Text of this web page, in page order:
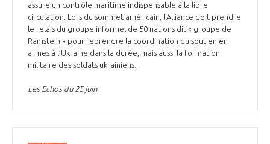
assure un contrôle maritime indispensable à la libre
circulation. Lors du sommet américain, l'Alliance doit prendre
le relais du groupe informel de 50 nations dit « groupe de
Ramstein » pour reprendre la coordination du soutien en
armes à l’Ukraine dans la durée, mais aussi la formation
militaire des soldats ukrainiens.
Les Echos du 25 juin